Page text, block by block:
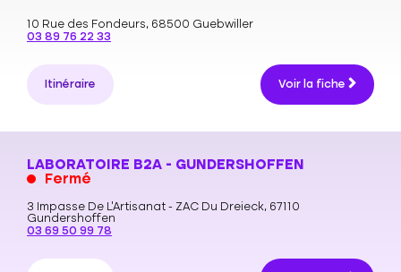
10 Rue des Fondeurs, 68500 Guebwiller
03 89 76 22 33
Itinéraire Voir la fiche
LABORATOIRE B2A - GUNDERSHOFFEN
Fermé
3 Impasse De L’Artisanat - ZAC Du Dreieck, 67110
Gundershoffen
03 69 50 99 78